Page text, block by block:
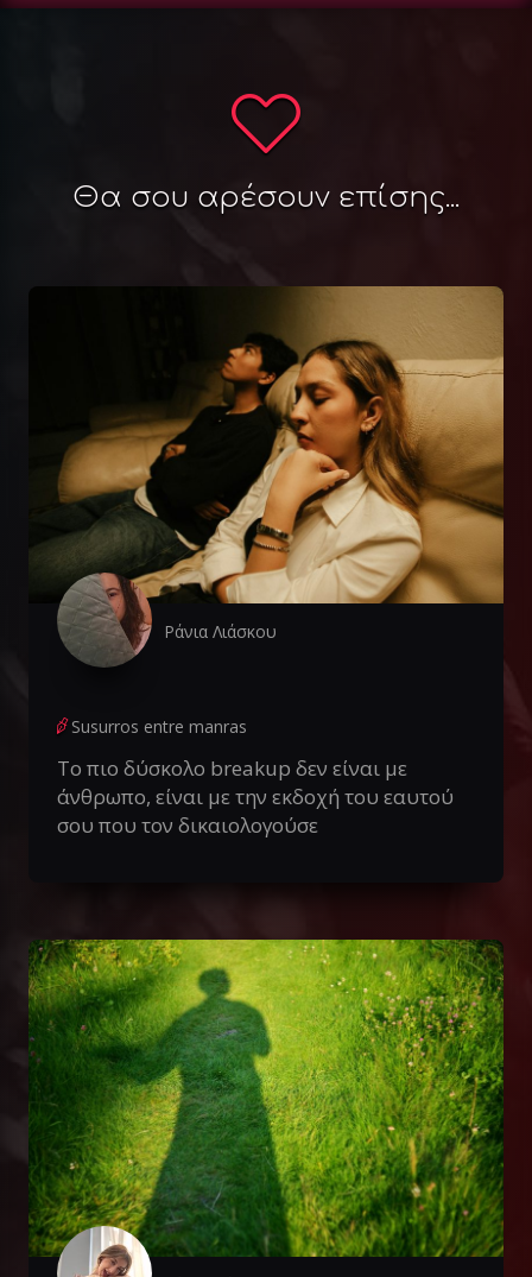
Θα σου αρέσουν επίσης...
Ράνια Λιάσκου
Susurros entre manras
Το πιο δύσκολο breakup δεν είναι με
άνθρωπο, είναι με την εκδοχή του εαυτού
σου που τον δικαιολογούσε